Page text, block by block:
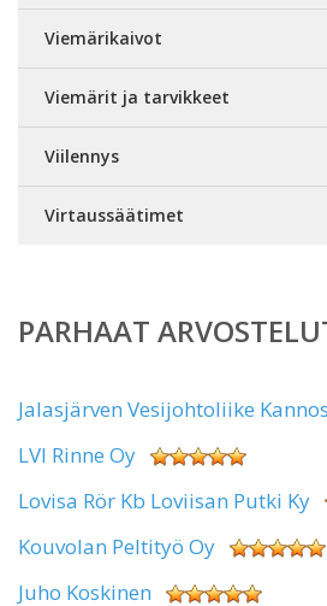
Viemärikaivot
Viemärit ja tarvikkeet
Viilennys
Virtaussäätimet
PARHAAT
Jalasjärven Vesijohtoliike
LVI Rinne Oy
Lovisa Rör Kb Loviisan Putki Ky
Kouvolan Peltityö Oy
Juho Koskinen